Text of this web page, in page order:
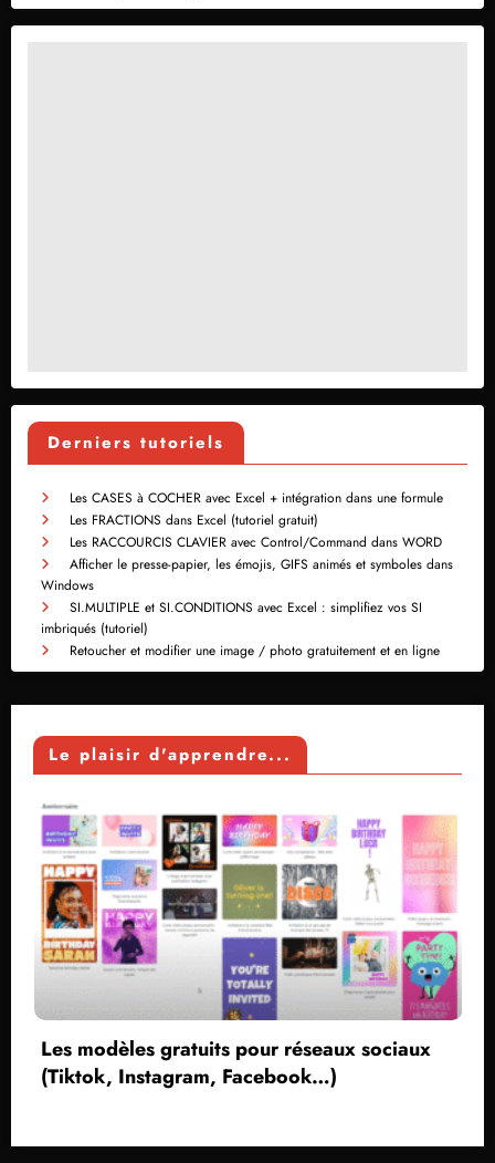
Derniers tutoriels
Les CASES à COCHER avec Excel + intégration dans une formule
Les FRACTIONS dans Excel (tutoriel gratuit)
Les RACCOURCIS CLAVIER avec Control/Command dans WORD
Afficher le presse-papier, les émojis, GIFS animés et symboles dans
Windows
SI.MULTIPLE et SI.CONDITIONS avec Excel : simplifiez vos SI
imbriqués (tutoriel)
Retoucher et modifier une image / photo gratuitement et en ligne
Le plaisir d'apprendre...
pour réseaux sociaux
Créer une capture